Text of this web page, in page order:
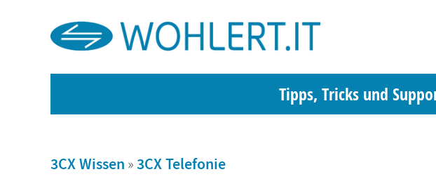
Tipps, Tricks und
3CX Wissen »3CX Telefonie